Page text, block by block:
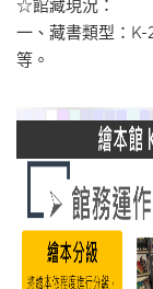
☆館藏現況：
一、藏書類型：
等。